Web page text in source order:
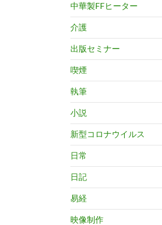
中華製FFヒーター
介護
出版セミナー
喫煙
執筆
小説
新型コロナウイルス
日常
日記
易経
映像制作